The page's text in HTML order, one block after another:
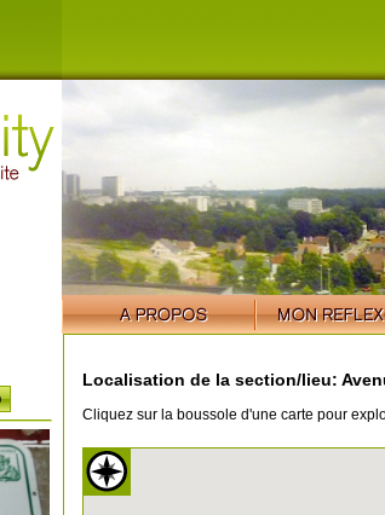
Localisation de la section/lieu:
Cliquez sur la boussole d'une carte pour